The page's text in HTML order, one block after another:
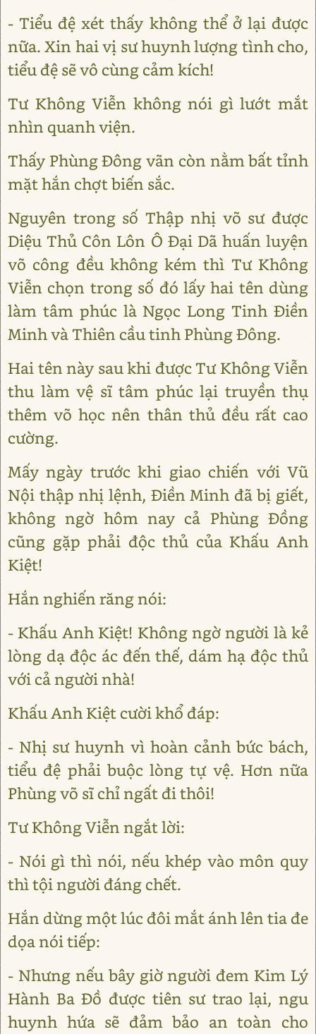
- Tiểu đệ xét thấy không thể ở lại được
nữa. Xin hai vị sư huynh lượng tình cho,
tiểu đệ sẽ vô cùng cảm kích!
Tư Không Viễn không nói gì lướt mắt
nhìn quanh viện.
Thấy Phùng Đông vãn còn nằm bất tỉnh
mặt hắn chợt biến sắc.
Nguyên trong số Thập nhị võ sư được
Diệu Thủ Côn Lôn Ô Đại Dã huấn luyện
võ công đều không kém thì Tư Không
Viễn chọn trong số đó lấy hai tên dùng
làm tâm phúc là Ngọc Long Tinh Điền
Minh và Thiên cầu tinh Phùng Đông.
Hai tên này sau khi được Tư Không Viễn
thu làm vệ sĩ tâm phúc lại truyền thụ
thêm võ học nên thân thủ đều rất cao
cường.
Mấy ngày trước khi giao chiến với Vũ
Nội thập nhị lệnh, Điền Minh đã bị giết,
không ngờ hôm nay cả Phùng Đồng
cũng gặp phải độc thủ của Khấu Anh
Kiệt!
Hắn nghiến răng nói:
- Khấu Anh Kiệt! Không ngờ người là kẻ
lòng dạ độc ác đến thế, dám hạ độc thủ
với cả người nhà!
Khấu Anh Kiệt cười khổ đáp:
- Nhị sư huynh vì hoàn cảnh bức bách,
tiểu đệ phải buộc lòng tự vệ. Hơn nữa
Phùng võ sĩ chỉ ngất đi thôi!
Tư Không Viễn ngắt lời:
- Nói gì thì nói, nếu khép vào môn quy
thì tội người đáng chết.
Hắn dừng một lúc đôi mắt ánh lên tia đe
dọa nói tiếp:
- Nhưng nếu bây giờ người đem Kim Lý
Hành Ba Đồ được tiên sư trao lại, ngu
huynh hứa sẽ đảm bảo an toàn cho